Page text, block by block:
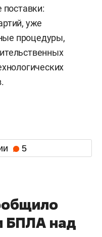
поставки:
уже
процедуры,
5
БПЛА над